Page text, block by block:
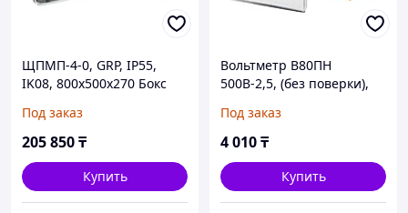
ЩПМП-4-0, GRP, IP55,
IK08, 800х500х270 Бокс
антивандальный
Под заказ
205 850₸
Купить
Вольтметр В80ПН
500В-2,5, (без поверки),
Под заказ
4 010₸
Купить